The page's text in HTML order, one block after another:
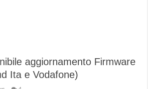
aggiornamento Firmware
Ita e Vodafone)